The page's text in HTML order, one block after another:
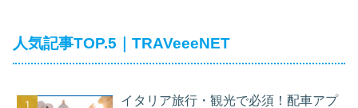
人気記事TOP.5｜TRAVeeeNET
イタリア旅行・観光で必須！配車アプ